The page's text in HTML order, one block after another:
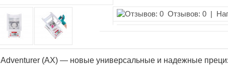
Отзывов: 0|
Adventurer (AX) — новые универсальные и надежные